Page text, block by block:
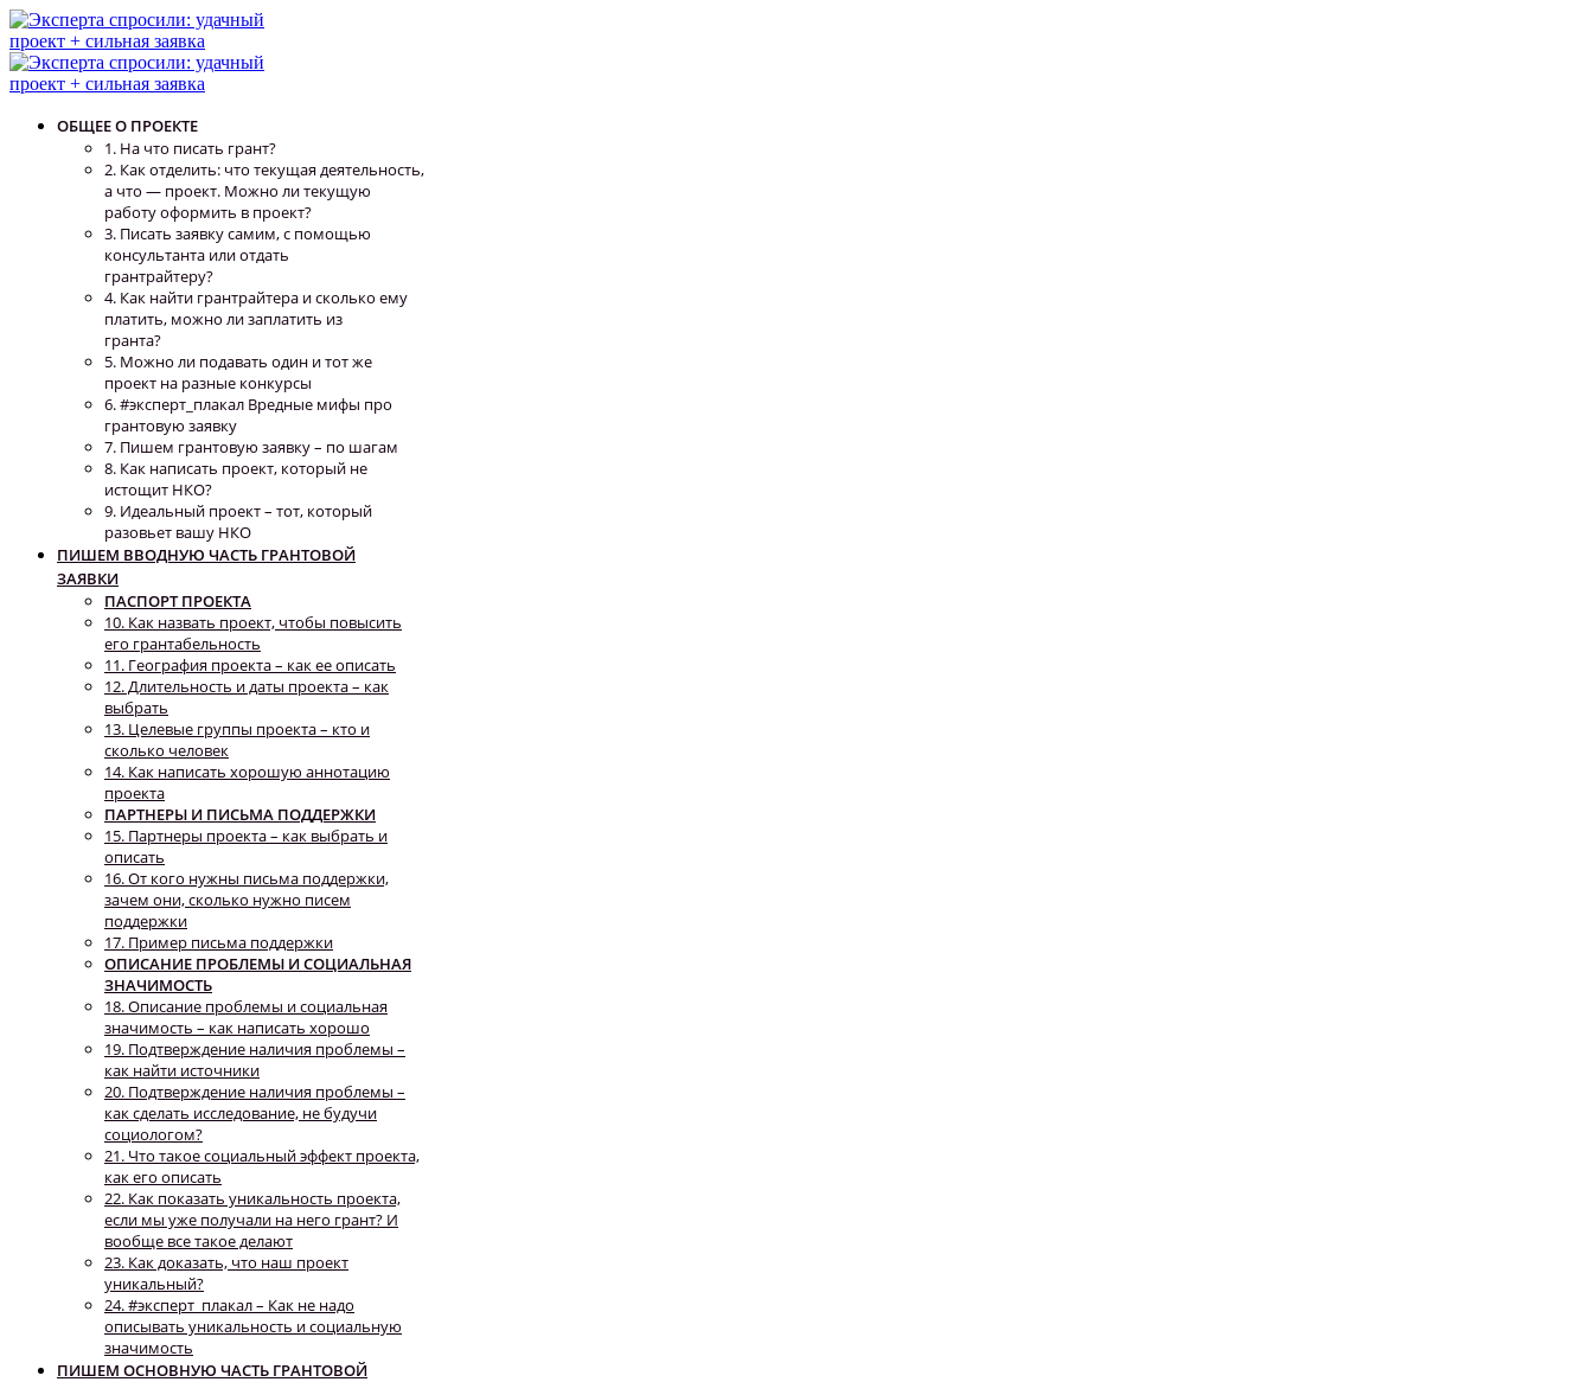
ОБЩЕЕ О ПРОЕКТЕ
1. На что писать грант?
2. Как отделить: что текущая деятельность,
а что — проект. Можно ли текущую
работу оформить в проект?
3. Писать заявку самим, с помощью
консультанта или отдать
грантрайтеру?
4. Как найти грантрайтера и сколько ему
платить, можно ли заплатить из
гранта?
5. Можно ли подавать один и тот же
проект на разные конкурсы
6. #эксперт_плакал Вредные мифы про
грантовую заявку
7. Пишем грантовую заявку – по шагам
8. Как написать проект, который не
истощит НКО?
9. Идеальный проект – тот, который
разовьет вашу НКО
ПИШЕМ ВВОДНУЮ ЧАСТЬ ГРАНТОВОЙ
ЗАЯВКИ
ПАСПОРТ ПРОЕКТА
10. Как назвать проект, чтобы повысить
его грантабельность
11. География проекта – как ее описать
12. Длительность и даты проекта – как
выбрать
13. Целевые группы проекта – кто и
сколько человек
14. Как написать хорошую аннотацию
проекта
ПАРТНЕРЫ И ПИСЬМА ПОДДЕРЖКИ
15. Партнеры проекта – как выбрать и
описать
16. От кого нужны письма поддержки,
зачем они, сколько нужно писем
поддержки
17. Пример письма поддержки
ОПИСАНИЕ ПРОБЛЕМЫ И СОЦИАЛЬНАЯ
ЗНАЧИМОСТЬ
18. Описание проблемы и социальная
значимость – как написать хорошо
19. Подтверждение наличия проблемы –
как найти источники
20. Подтверждение наличия проблемы –
как сделать исследование, не будучи
социологом?
21. Что такое социальный эффект проекта,
как его описать
22. Как показать уникальность проекта,
если мы уже получали на него грант? И
вообще все такое делают
23. Как доказать, что наш проект
уникальный?
24. #эксперт_плакал – Как не надо
описывать уникальность и социальную
значимость
ПИШЕМ ОСНОВНУЮ ЧАСТЬ ГРАНТОВОЙ